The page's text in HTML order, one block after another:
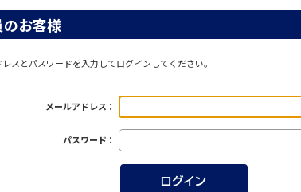
のお客様
スとパスワードを入力してログインしてください。
メールアドレス：
パスワード：